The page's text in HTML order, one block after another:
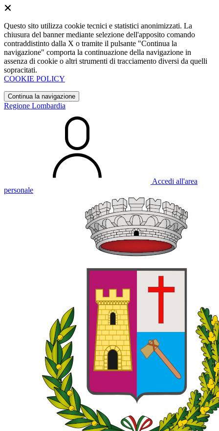
Questo sito utilizza cookie tecnici e statistici anonimizzati. La
chiusura del banner mediante selezione dell'apposito comando
contraddistinto dalla X o tramite il pulsante "Continua la
navigazione" comporta la continuazione della navigazione in
assenza di cookie o altri strumenti di tracciamento diversi da quelli
sopracitati.
COOKIE POLICY
Continua la navigazione
Regione Lombardia
Accedi all'area
personale